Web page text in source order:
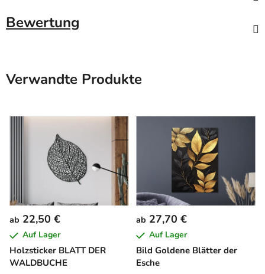
Bewertung
Verwandte Produkte
Holzsticker BLATT DER
WALDBUCHE
ab 22,50 €
Auf Lager
Bild Goldene Blätter der
Esche
ab 27,70 €
Auf Lager